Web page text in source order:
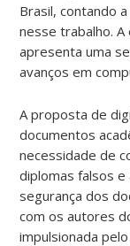
Brasil, contando
nesse trabalho.A
apresenta uma
avanços em
A proposta de
documentos
necessidade de
diplomas falsos e
segurança dos
com os autores
impulsionada